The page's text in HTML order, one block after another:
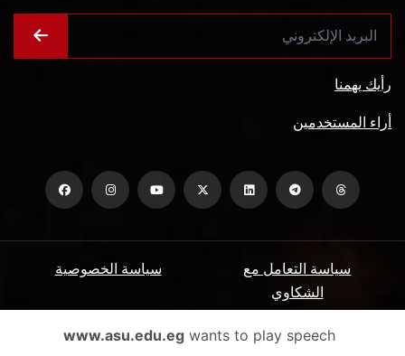
رأيك يهمنا
أراء المستخدمين
سياسة الخصوصية
سياسة التعامل مع
الشكاوي
الأسئلة الشائعة ميثاق المتعاملين www.asu.edu.egwants to play speech